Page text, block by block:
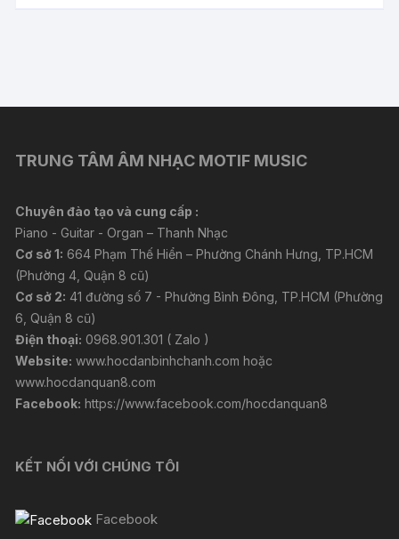
TRUNG TÂM ÂM NHẠC MOTIF MUSIC
Chuyên đào tạo và cung cấp :
Piano - Guitar - Organ – Thanh Nhạc
Cơ sở 1: 664 Phạm Thế Hiển – Phường Chánh Hưng, TP.HCM
(Phường 4, Quận 8 cũ)
Cơ sở 2: 41 đường số 7 - Phường Bình Đông, TP.HCM (Phường
6, Quận 8 cũ)
Điện thoại: 0968.901.301 ( Zalo )
Website: www.hocdanbinhchanh.com hoặc
www.hocdanquan8.com
Facebook: https://www.facebook.com/hocdanquan8
KẾT NỐI VỚI CHÚNG TÔI
Facebook